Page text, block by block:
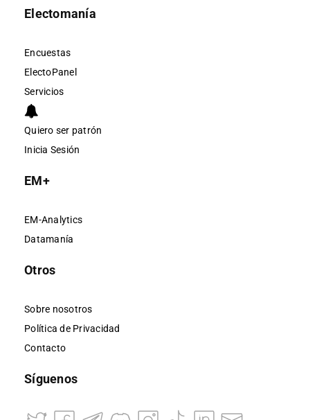
Electomanía
Encuestas
ElectoPanel
Servicios
Quiero ser patrón
Inicia Sesión
EM+
EM-Analytics
Datamanía
Otros
Sobre nosotros
Política de Privacidad
Contacto
Síguenos